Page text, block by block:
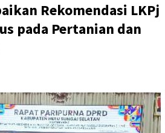
Rekomendasi LKPj
pada Pertanian dan